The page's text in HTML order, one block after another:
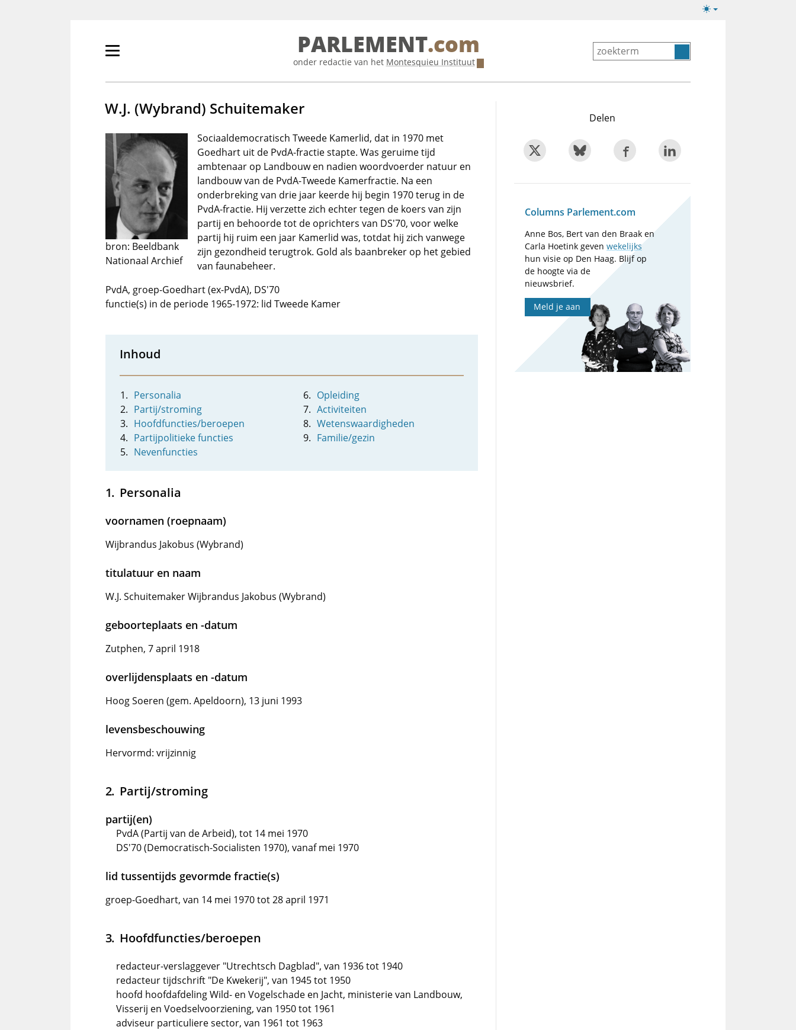
Lichte/donkere
Primair
tonen/verbergen
PARLEMENT.com
onder redactie van het Montesquieu Instituut
W.J. (Wybrand) Schuitemaker
bron: Beeldbank
Nationaal Archief
Sociaaldemocratisch Tweede Kamerlid, dat in 1970 met
Goedhart uit de PvdA-fractie stapte. Was geruime tijd
ambtenaar op Landbouw en nadien woordvoerder natuur en
landbouw van de PvdA-Tweede Kamerfractie. Na een
onderbreking van drie jaar keerde hij begin 1970 terug in de
PvdA-fractie. Hij verzette zich echter tegen de koers van zijn
partij en behoorde tot de oprichters van DS'70, voor welke
partij hij ruim een jaar Kamerlid was, totdat hij zich vanwege
zijn gezondheid terugtrok. Gold als baanbreker op het gebied
van faunabeheer.
PvdA, groep-Goedhart (ex-PvdA), DS'70
functie(s) in de periode 1965-1972: lid Tweede Kamer
Inhoud
Personalia
Partij/stroming
Hoofdfuncties/beroepen
Partijpolitieke functies
Nevenfuncties
Opleiding
Activiteiten
Wetenswaardigheden
Familie/gezin
Personalia
voornamen (roepnaam)
Wijbrandus Jakobus (Wybrand)
titulatuur en naam
W.J. Schuitemaker Wijbrandus Jakobus (Wybrand)
geboorteplaats en -datum
Zutphen, 7 april 1918
overlijdensplaats en -datum
Hoog Soeren (gem. Apeldoorn), 13 juni 1993
levensbeschouwing
Hervormd: vrijzinnig
Partij/stroming
partij(en)
PvdA (Partij van de Arbeid), tot 14 mei 1970
DS'70 (Democratisch-Socialisten 1970), vanaf mei 1970
lid tussentijds gevormde fractie(s)
groep-Goedhart, van 14 mei 1970 tot 28 april 1971
Hoofdfuncties/beroepen
redacteur-verslaggever "Utrechtsch Dagblad", van 1936 tot 1940
redacteur tijdschrift "De Kwekerij", van 1945 tot 1950
hoofd hoofdafdeling Wild- en Vogelschade en Jacht, ministerie van Landbouw,
Visserij en Voedselvoorziening, van 1950 tot 1961
adviseur particuliere sector, van 1961 tot 1963
Delen
Columns Parlement.com
Anne Bos, Bert van den Braak en
Carla Hoetink gevenwekelijks
hun visie op Den Haag. Blijf op
de hoogte via de
nieuwsbrief.
Meld je aan